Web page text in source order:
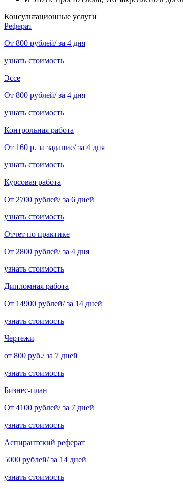
Консультационные услуги
Реферат
От 800 рублей/ за 4 дня
узнать стоимость
Эссе
От 800 рублей/ за 4 дня
узнать стоимость
Контрольная работа
От 160 р. за задание/ за 4 дня
узнать стоимость
Курсовая работа
От 2700 рублей/ за 6 дней
узнать стоимость
Отчет по практике
От 2800 рублей/ за 4 дня
узнать стоимость
Дипломная работа
От 14900 рублей/ за 14 дней
узнать стоимость
Чертежи
от 800 руб./ за 7 дней
узнать стоимость
Бизнес-план
От 4100 рублей/ за 7 дней
узнать стоимость
Аспирантский реферат
5000 рублей/ за 14 дней
узнать стоимость